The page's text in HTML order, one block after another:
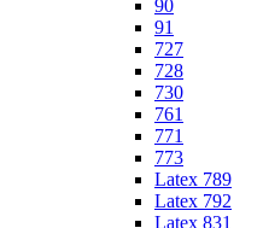
90
91
727
728
730
761
771
773
Latex 789
Latex 792
Latex 831